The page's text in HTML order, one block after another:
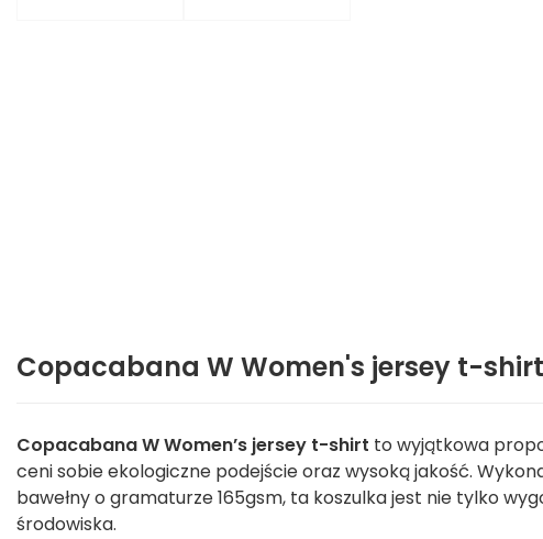
Copacabana W Women's jersey t-
Copacabana W Women’s jersey t-shirt to wyjątkowa
ceni sobie ekologiczne podejście oraz wysoką jakość.
bawełny o gramaturze 165gsm, ta koszulka jest nie tylko
środowiska.